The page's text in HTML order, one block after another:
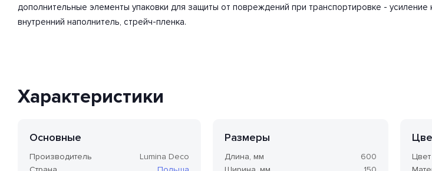
дополнительные элементы упаковки для защиты от повреждений при транспортировке - усиление
внутренний наполнитель, стрейч-пленка.
Характеристики
Основные
Производитель
Lumina Deco
Размеры
Длина, мм
600
Цвет